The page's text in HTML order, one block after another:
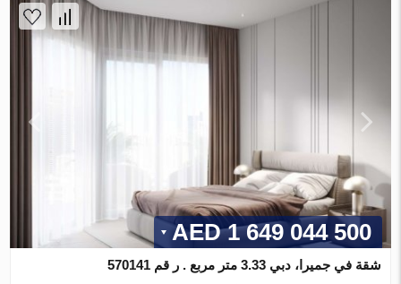
1 649 044 500 AED
شقة في جميرا، دبي 3.33 متر مربع . ر قم 570141